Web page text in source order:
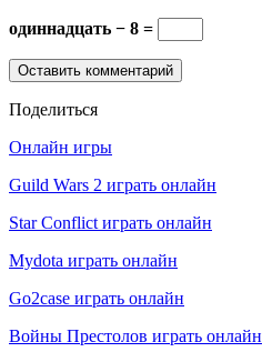
одиннадцать − 8 =
Поделиться
Онлайн игры
Guild Wars 2 играть онлайн
Star Conflict играть онлайн
Mydota играть онлайн
Go2case играть онлайн
Войны Престолов играть онлайн